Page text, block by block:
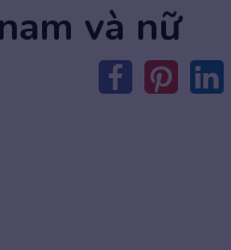
và nữ